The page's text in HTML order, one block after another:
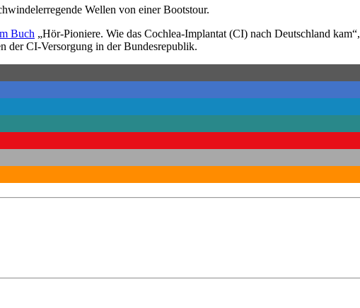
Wellen von einer Bootstour.
Buch „Hör-Pioniere. Wie das Cochlea-Implantat (CI) nach Deutschland kam“,
der CI-Versorgung in der Bundesrepublik.